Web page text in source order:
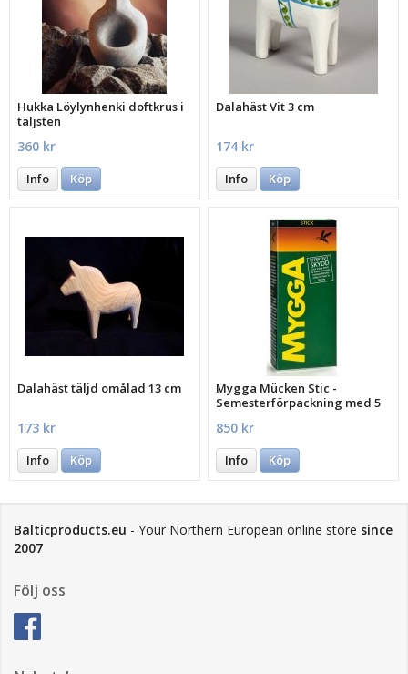
Hukka Löylynhenki doftkrus i
täljsten
360 kr
Info Köp
Dalahäst Vit 3 cm
174 kr
Info Köp
Dalahäst täljd omålad 13 cm
173 kr
Info Köp
Mygga Mücken Stic -
Semesterförpackning med 5
850 kr
Info Köp
Balticproducts.eu - Your Northern European online store since
2007
Följ oss